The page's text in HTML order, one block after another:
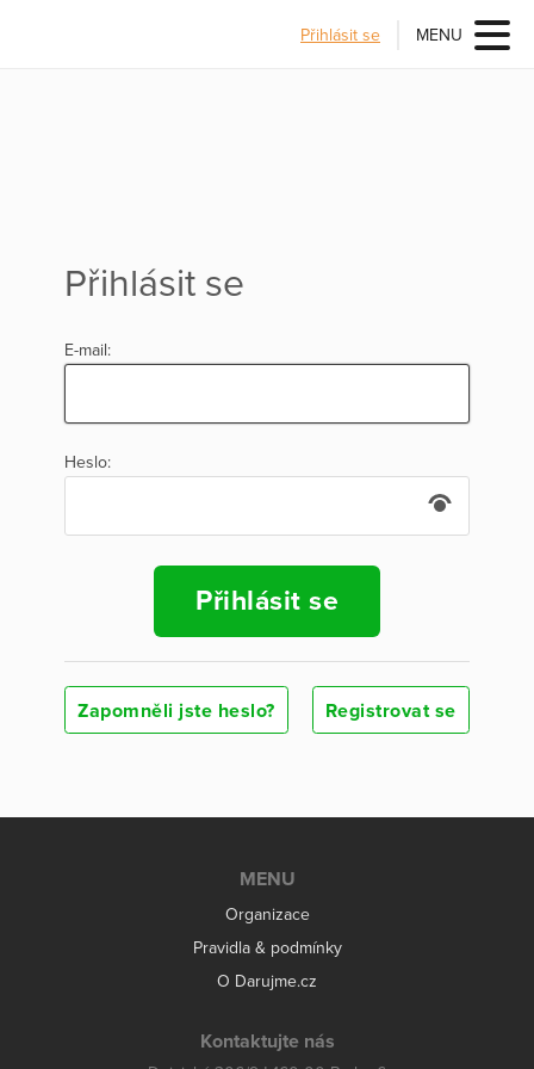
Přihlásit se MENU
Přihlásit se
E-mail:
Heslo:
Přihlásit se
Zapomněli jste heslo? Registrovat se
MENU
Organizace
Pravidla & podmínky
O Darujme.cz
Kontaktujte nás